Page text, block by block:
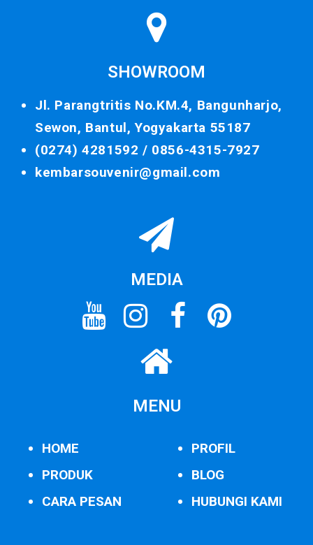
SHOWROOM
Jl. Parangtritis No.KM.4, Bangunharjo,
Sewon, Bantul, Yogyakarta 55187
(0274) 4281592 / 0856-4315-7927
kembarsouvenir@gmail.com
MEDIA
MENU
HOME
PRODUK
CARA PESAN
PROFIL
BLOG
HUBUNGI KAMI